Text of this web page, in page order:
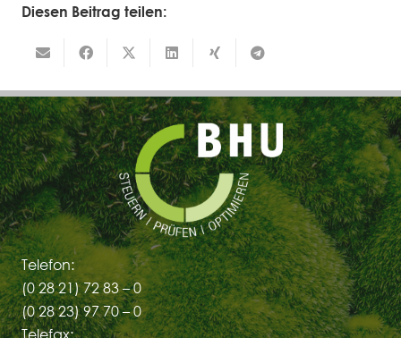
Diesen Beitrag teilen:
Telefon:
(0 28 21) 72 83 – 0
(0 28 23) 97 70 – 0
Telefax: